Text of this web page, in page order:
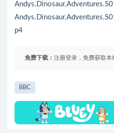
p4
免费下载： 注册登录，免费获取本
BBC